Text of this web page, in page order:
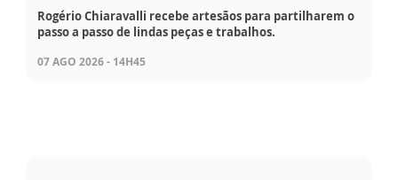
Rogério Chiaravalli recebe artesãos para partilharem o
passo a passo de lindas peças e trabalhos.
07 AGO 2026 - 14H45